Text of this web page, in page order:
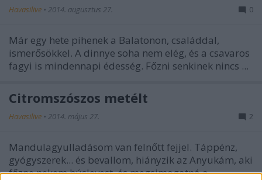
Havasilive • 2014. augusztus 27. 0
Már egy hete pihenek a Balatonon, családdal,
ismerősökkel. A dinnye soha nem elég, és a csavaros
fagyi is mindennapi édesség. Főzni senkinek nincs ...
Citromszószos metélt
Havasilive • 2014. május 27. 2
Mandulagyulladásom van felnőtt fejjel. Táppénz,
gyógyszerek... és bevallom, hiányzik az Anyukám, aki
főzne nekem húslevest, és megsimogatná a ...